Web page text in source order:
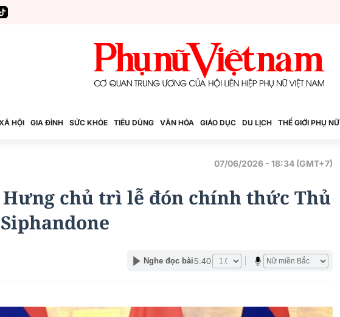
HỘI GIA ĐÌNH SỨC KHỎE TIÊU DÙNG VĂN HÓA GIÁO DỤC DU LỊCH THẾ GIỚI PHỤ NỮ
07/06/2026 - 18:34 (GMT+7)
chủ trì lễ đón chính thức Thủ
Nghe đọc bài 5:40